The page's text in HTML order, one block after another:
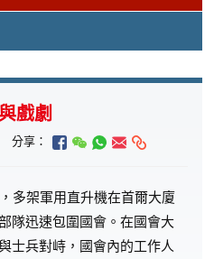
戲劇
分享：
多架軍用直升機在首爾大廈
隊迅速包圍國會。在國會大
士兵對峙，國會內的工作人